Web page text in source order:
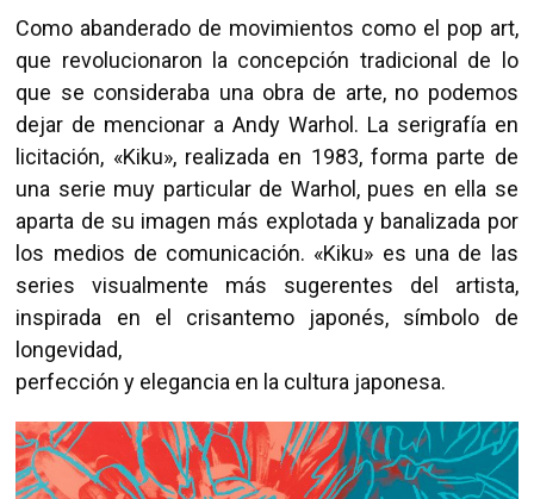
Como abanderado de movimientos como el pop art,
que revolucionaron la concepción tradicional de lo
que se consideraba una obra de arte, no podemos
dejar de mencionar a Andy Warhol. La serigrafía en
licitación, «Kiku», realizada en 1983, forma parte de
una serie muy particular de Warhol, pues en ella se
aparta de su imagen más explotada y banalizada por
los medios de comunicación. «Kiku» es una de las
series visualmente más sugerentes del artista,
inspirada en el crisantemo japonés, símbolo de
longevidad,
perfección y elegancia en la cultura japonesa.